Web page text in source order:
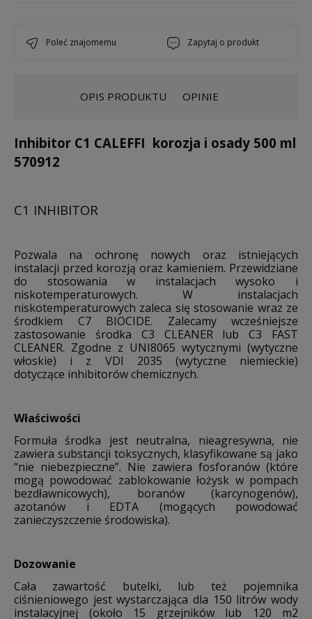
poleć znajomemu zapytaj o produkt
OPIS PRODUKTU OPINIE
Inhibitor C1 CALEFFI korozja i osady 500 ml
570912
C1 INHIBITOR
Pozwala na ochronę nowych oraz istniejących
instalacji przed korozją oraz kamieniem. Przewidziane
do stosowania w instalacjach wysoko i
niskotemperaturowych. W instalacjach
niskotemperaturowych zaleca się stosowanie wraz ze
środkiem C7 BIOCIDE. Zalecamy wcześniejsze
zastosowanie środka C3 CLEANER lubC3 FAST
CLEANER. Zgodne z UNI8065 wytycznymi (wytyczne
włoskie) i z VDI 2035 (wytyczne niemieckie)
dotyczące inhibitorów chemicznych.
Właściwości
Formuła środka jest neutralna, nieagresywna, nie
zawiera substancji toksycznych, klasyfikowane są jako
“nie niebezpieczne”. Nie zawiera fosforanów (które
mogą powodować zablokowanie łożysk w pompach
bezdławnicowych), boranów (karcynogenów),
azotanów i EDTA (mogących powodować
zanieczyszczenie środowiska).
Dozowanie
Cała zawartość butelki, lub też pojemnika
ciśnieniowego jest wystarczająca dla 150 litrów wody
instalacyjnej (około 15 grzejników lub 120 m2